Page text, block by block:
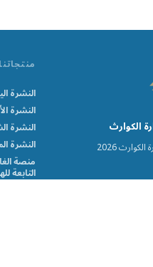
الكوارث
2026
منتجاتنا
النشرة
النشرة
النشرة
النشرة
منصة
التابعة
بعد